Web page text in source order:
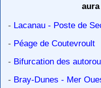
- Lacanau - Poste de
- Péage de Coutevroult
- Bifurcation des
- Bray-Dunes - Mer